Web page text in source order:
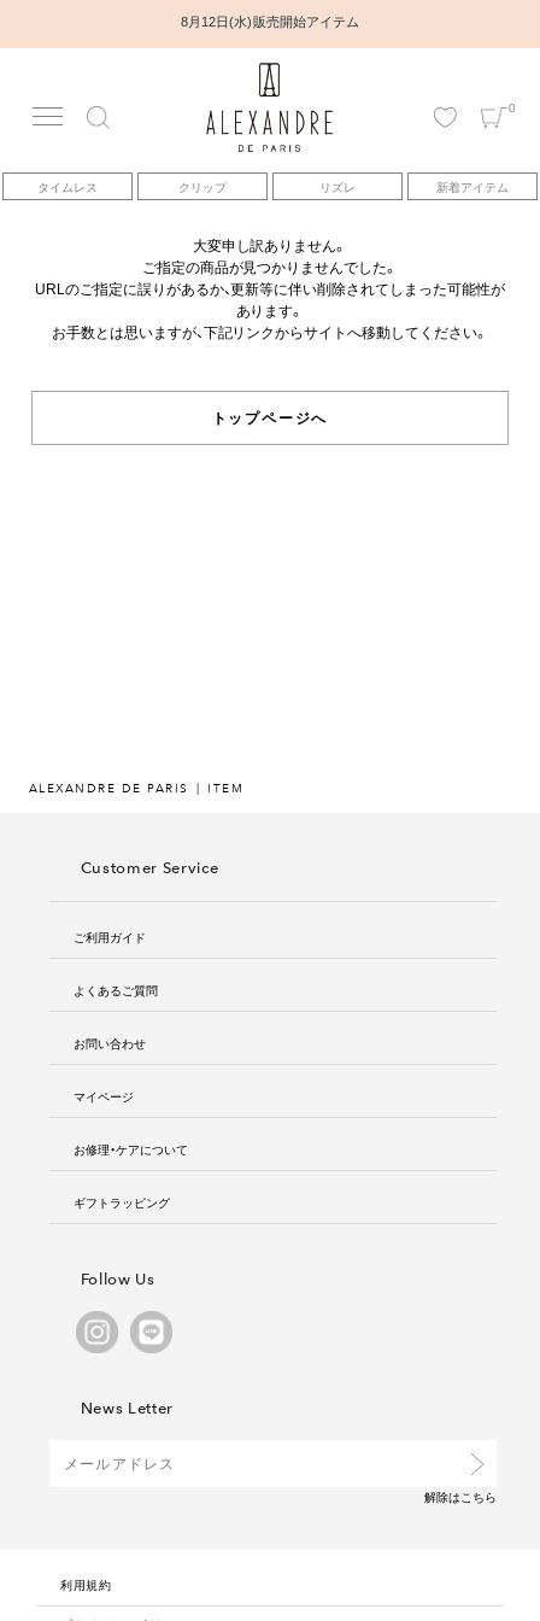
8月12日(水) 販売開始アイテム
0
タイムレス クリップ リズレ 新着アイテム
アカウント
アイテム
ベストセラー
コレクション
大変申し訳ありません。
ご指定の商品が見つかりませんでした。
URLのご指定に誤りがあるか、更新等に伴い削除されてしまった可能性が
あります。
お手数とは思いますが、下記リンクからサイトへ移動してください。
トップページへ
ALEXANDRE DE PARIS ITEM
Customer Service
ご利用ガイド
よくあるご質問
お問い合わせ
マイページ
お修理・ケアについて
ギフトラッピング
Follow Us
News Letter
解除はこちら
利用規約